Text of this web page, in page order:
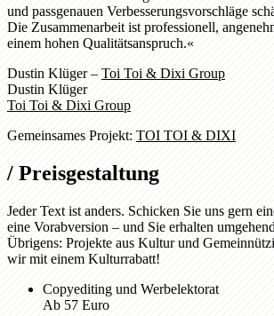
und passgenauen Verbesserungsvorschläge
Die Zusammenarbeit ist professionell,
einem hohen Qualitätsanspruch.«
Dustin Klüger –Toi Toi & Dixi Group
Dustin Klüger
Toi Toi & Dixi Group
Gemeinsames Projekt:TOI TOI & DIXI
/Preisgestaltung
Jeder Text ist anders. Schicken Sie uns gern
eine Vorabversion – und Sie erhalten
Übrigens: Projekte aus Kultur und
wir mit einem Kulturrabatt!
Copyediting und Werbelektorat
Ab 57 Euro